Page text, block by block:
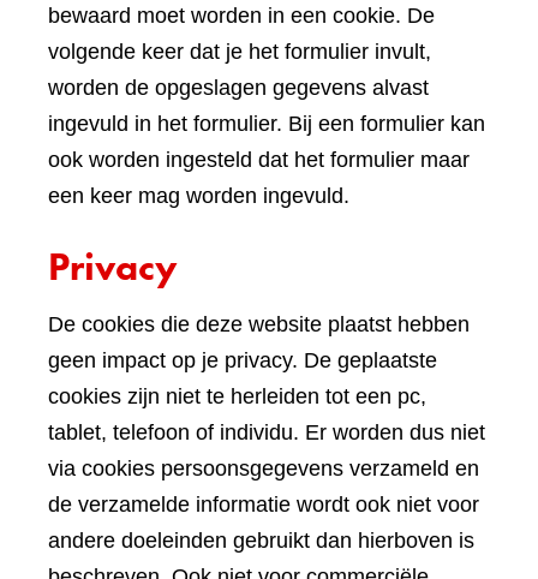
bewaard moet worden in een cookie. De
volgende keer dat je het formulier invult,
worden de opgeslagen gegevens alvast
ingevuld in het formulier. Bij een formulier kan
ook worden ingesteld dat het formulier maar
een keer mag worden ingevuld.
Privacy
De cookies die deze website plaatst hebben
geen impact op je privacy. De geplaatste
cookies zijn niet te herleiden tot een pc,
tablet, telefoon of individu. Er worden dus niet
via cookies persoonsgegevens verzameld en
de verzamelde informatie wordt ook niet voor
andere doeleinden gebruikt dan hierboven is